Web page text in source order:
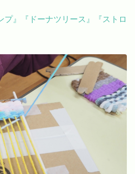
プ』『ドーナツリース』『ストロ